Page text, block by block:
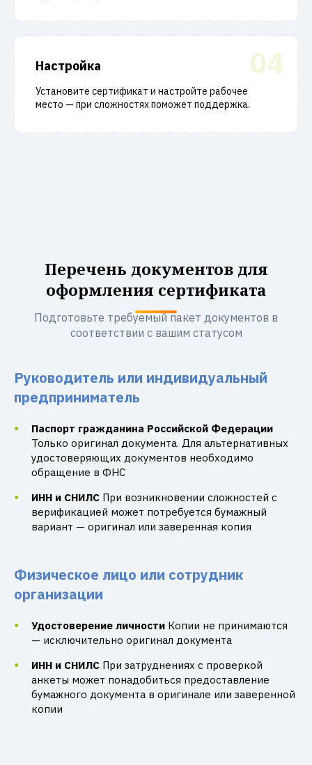
04
Настройка
Установите сертификат и настройте рабочее
место — при сложностях поможет поддержка.
Перечень документов для
оформления сертификата
Подготовьте требуемый пакет документов в
соответствии с вашим статусом
Руководитель или индивидуальный
предприниматель
Паспорт гражданина Российской Федерации
Только оригинал документа. Для альтернативных
удостоверяющих документов необходимо
обращение в ФНС
ИНН и СНИЛС При возникновении сложностей с
верификацией может потребуется бумажный
вариант — оригинал или заверенная копия
Физическое лицо или сотрудник
организации
Удостоверение личности Копии не принимаются
— исключительно оригинал документа
ИНН и СНИЛС При затруднениях с проверкой
анкеты может понадобиться предоставление
бумажного документа в оригинале или заверенной
копии